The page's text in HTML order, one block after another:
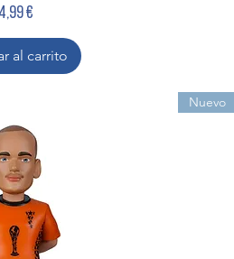
€
al carrito
Nuevo